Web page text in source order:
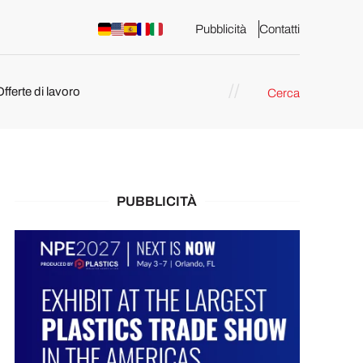
Pubblicità Contatti
di lavoro Cerca
PUBBLICITÀ